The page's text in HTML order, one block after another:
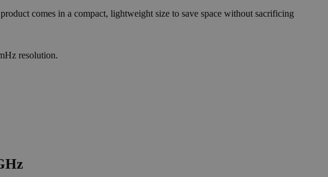
comes in a compact, lightweight size to save space without sacrificing
resolution.